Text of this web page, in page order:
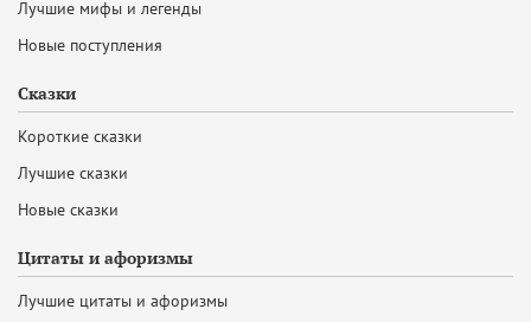
Лучшие мифы и легенды
Новые поступления
Сказки
Короткие сказки
Лучшие сказки
Новые сказки
Цитаты и афоризмы
Лучшие цитаты и афоризмы